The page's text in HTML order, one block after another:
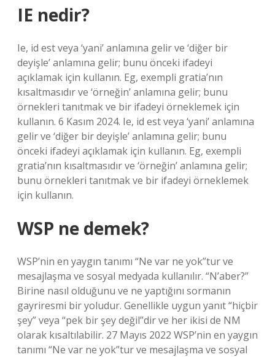
IE nedir?
Ie, id est veya ‘yani’ anlamına gelir ve ‘diğer bir
deyişle’ anlamına gelir; bunu önceki ifadeyi
açıklamak için kullanın. Eg, exempli gratia’nın
kısaltmasıdır ve ‘örneğin’ anlamına gelir; bunu
örnekleri tanıtmak ve bir ifadeyi örneklemek için
kullanın. 6 Kasım 2024. Ie, id est veya ‘yani’ anlamına
gelir ve ‘diğer bir deyişle’ anlamına gelir; bunu
önceki ifadeyi açıklamak için kullanın. Eg, exempli
gratia’nın kısaltmasıdır ve ‘örneğin’ anlamına gelir;
bunu örnekleri tanıtmak ve bir ifadeyi örneklemek
için kullanın.
WSP ne demek?
WSP’nin en yaygın tanımı “Ne var ne yok”tur ve
mesajlaşma ve sosyal medyada kullanılır. “N’aber?”
Birine nasıl olduğunu ve ne yaptığını sormanın
gayriresmi bir yoludur. Genellikle uygun yanıt “hiçbir
şey” veya “pek bir şey değil”dir ve her ikisi de NM
olarak kısaltılabilir. 27 Mayıs 2022 WSP’nin en yaygın
tanımı “Ne var ne yok”tur ve mesajlaşma ve sosyal